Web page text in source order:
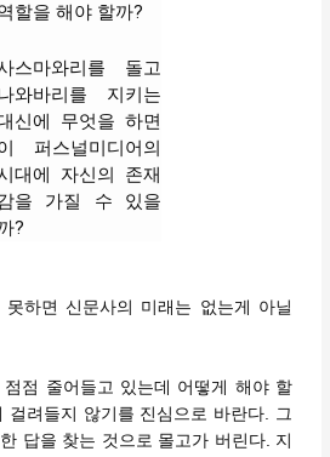
할을 해야 할까?
스마와리를 돌고
와바리를 지키는
신에 무엇을 하면
퍼스널미디어의
대에 자신의 존재
을 가질 수 있을
?
하면 신문사의 미래는 없는게 아닐
점점 줄어들고 있는데 어떻게 해야 할
걸려들지 않기를 진심으로 바란다. 그
답을 찾는 것으로 몰고가 버린다. 지